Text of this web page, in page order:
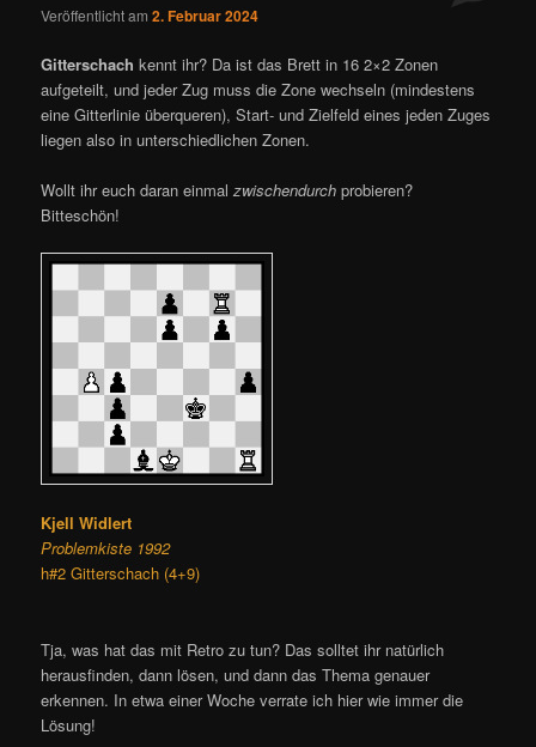
Veröffentlicht am2. Februar 2024
Gitterschach kennt ihr? Da ist das Brett in 16 2×2 Zonen
aufgeteilt, und jeder Zug muss die Zone wechseln (mindestens
eine Gitterlinie überqueren), Start- und Zielfeld eines jeden Zuges
liegen also in unterschiedlichen Zonen.
Wollt ihr euch daran einmalzwischendurch probieren?
Bitteschön!
Kjell Widlert
Problemkiste 1992
h#2 Gitterschach (4+9)
Tja, was hat das mit Retro zu tun? Das solltet ihr natürlich
herausfinden, dann lösen, und dann das Thema genauer
erkennen. In etwa einer Woche verrate ich hier wie immer die
Lösung!